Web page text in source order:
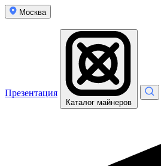
Москва
Презентация
Каталог майнеров